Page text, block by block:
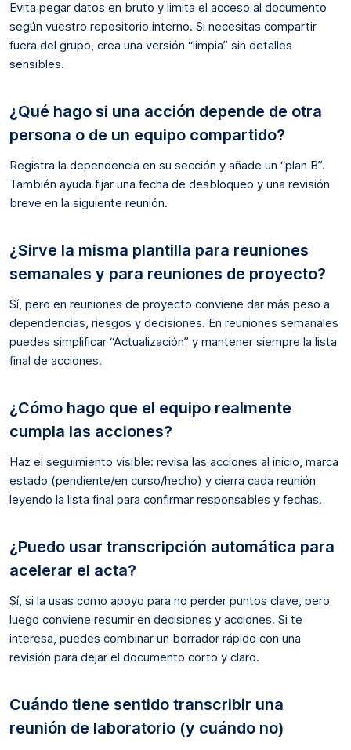
Evita pegar datos en bruto y limita el acceso al documento
según vuestro repositorio interno. Si necesitas compartir
fuera del grupo, crea una versión “limpia” sin detalles
sensibles.
¿Qué hago si una acción depende de otra
persona o de un equipo compartido?
Registra la dependencia en su sección y añade un “plan B”.
También ayuda fijar una fecha de desbloqueo y una revisión
breve en la siguiente reunión.
¿Sirve la misma plantilla para reuniones
semanales y para reuniones de proyecto?
Sí, pero en reuniones de proyecto conviene dar más peso a
dependencias, riesgos y decisiones. En reuniones semanales
puedes simplificar “Actualización” y mantener siempre la lista
final de acciones.
¿Cómo hago que el equipo realmente
cumpla las acciones?
Haz el seguimiento visible: revisa las acciones al inicio, marca
estado (pendiente/en curso/hecho) y cierra cada reunión
leyendo la lista final para confirmar responsables y fechas.
¿Puedo usar transcripción automática para
acelerar el acta?
Sí, si la usas como apoyo para no perder puntos clave, pero
luego conviene resumir en decisiones y acciones. Si te
interesa, puedes combinar un borrador rápido con una
revisión para dejar el documento corto y claro.
Cuándo tiene sentido transcribir una
reunión de laboratorio (y cuándo no)